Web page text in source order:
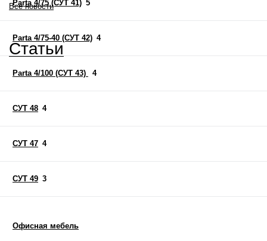
Parta 4/75 (СУТ 41) 5
Parta 4/75-40 (СУТ 42) 4
Parta 4/100 (СУТ 43) 4
СУТ 48 4
СУТ 47 4
СУТ 49 3
Офисная мебель
Все новости
Статьи